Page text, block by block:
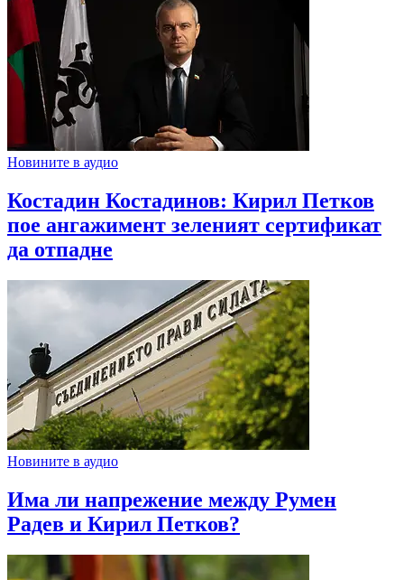
Новините в аудио
Костадин Костадинов: Кирил Петков
пое ангажимент зеленият сертификат
да отпадне
Новините в аудио
Има ли напрежение между Румен
Радев и Кирил Петков?